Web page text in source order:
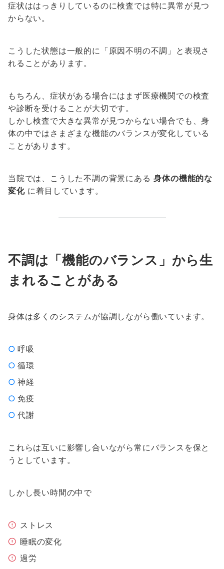
症状ははっきりしているのに検査では特に異常が見つ
からない。
こうした状態は一般的に「原因不明の不調」と表現さ
れることがあります。
もちろん、症状がある場合にはまず医療機関での検査
や診断を受けることが大切です。
しかし検査で大きな異常が見つからない場合でも、身
体の中ではさまざまな機能のバランスが変化している
ことがあります。
当院では、こうした不調の背景にある身体の機能的な
変化に着目しています。
不調は「機能のバランス」から生
まれることがある
身体は多くのシステムが協調しながら働いています。
呼吸
循環
神経
免疫
代謝
これらは互いに影響し合いながら常にバランスを保と
うとしています。
しかし長い時間の中で
ストレス
睡眠の変化
過労